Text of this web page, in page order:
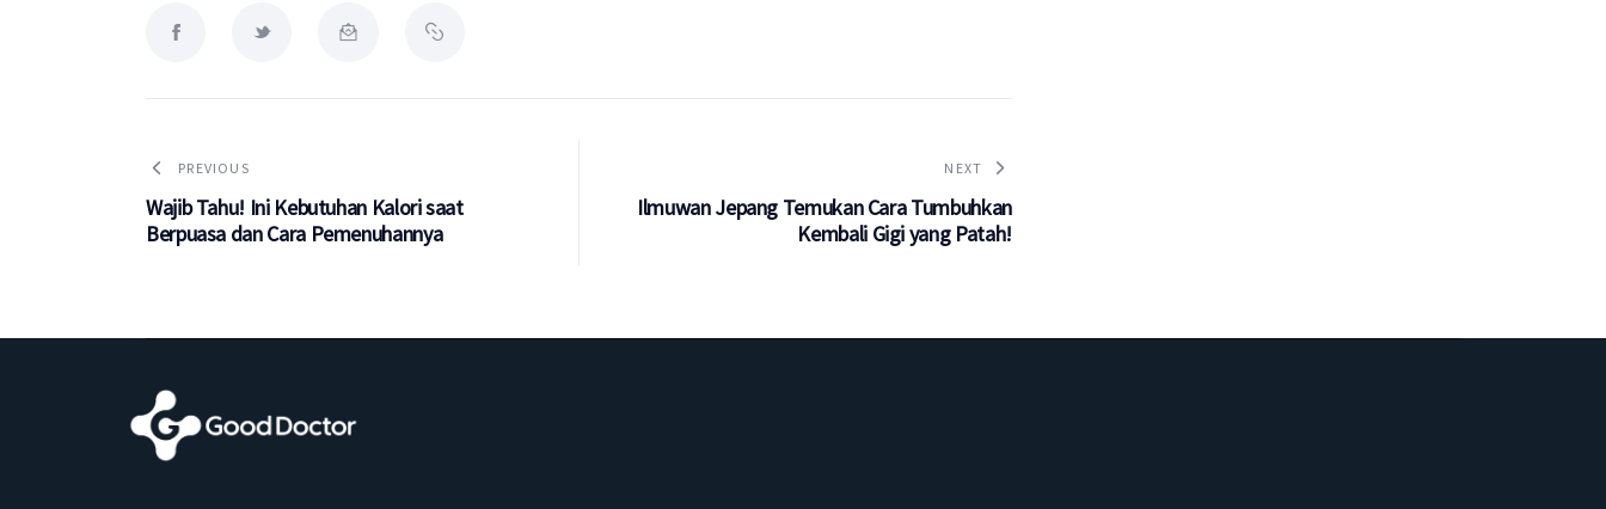
PREVIOUS
Wajib Tahu! Ini Kebutuhan Kalori saat
Berpuasa dan Cara Pemenuhannya
NEXT
Ilmuwan Jepang Temukan Cara Tumbuhkan
Kembali Gigi yang Patah!